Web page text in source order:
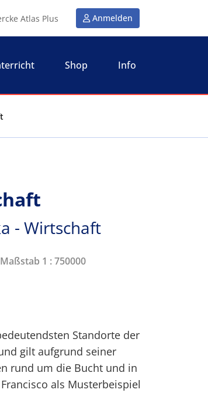
Atlas Plus Anmelden
Shop Info
- Wirtschaft
1 : 750000
Standorte der
gilt aufgrund seiner
rund um die Bucht und in
als Musterbeispiel